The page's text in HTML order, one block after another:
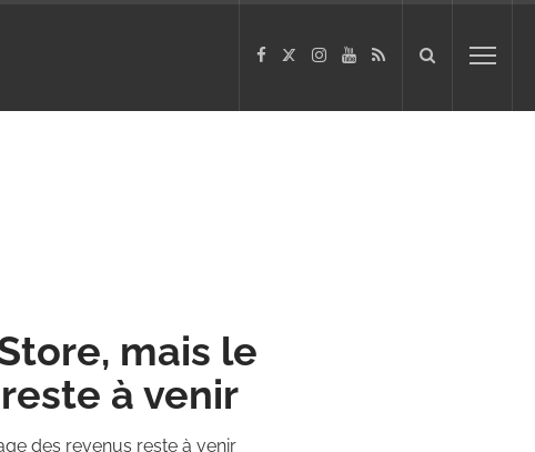
mais le
à venir
des revenus reste à venir